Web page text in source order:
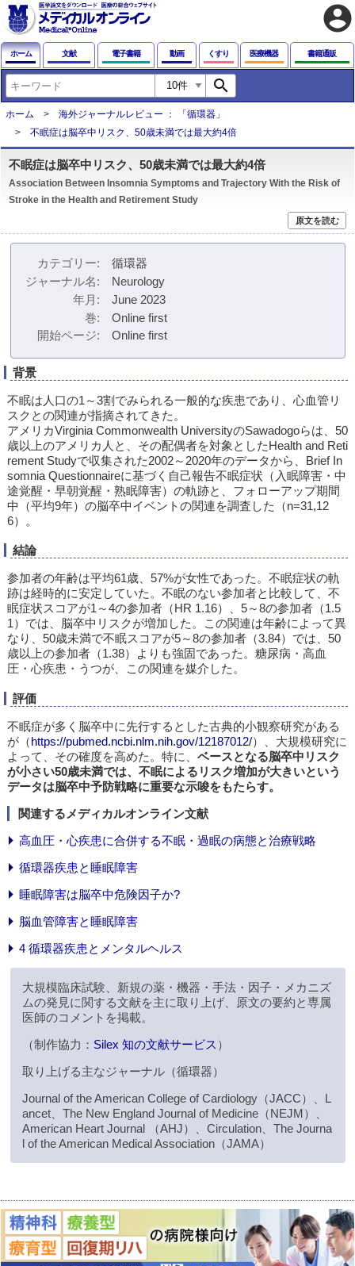
account_circle
ホーム 文献 電子書籍 動画 くすり 医療機器 書籍通販
search
ホーム
海外ジャーナルレビュー ： 「循環器」
不眠症は脳卒中リスク、50歳未満では最大約4倍
不眠症は脳卒中リスク、50歳未満では最大約4倍
Association Between Insomnia Symptoms and Trajectory With the Risk of
Stroke in the Health and Retirement Study
原文を読む
カテゴリー
循環器
ジャーナル名
Neurology
年月
June 2023
巻
Online first
開始ページ
Online first
背景
不眠は人口の1～3割でみられる一般的な疾患であり、心血管リ
スクとの関連が指摘されてきた。
アメリカVirginia Commonwealth UniversityのSawadogoらは、50
歳以上のアメリカ人と、その配偶者を対象としたHealth and Reti
rement Studyで収集された2002～2020年のデータから、Brief In
somnia Questionnaireに基づく自己報告不眠症状（入眠障害・中
途覚醒・早朝覚醒・熟眠障害）の軌跡と、フォローアップ期間
中（平均9年）の脳卒中イベントの関連を調査した（n=31,12
6）。
結論
参加者の年齢は平均61歳、57%が女性であった。不眠症状の軌
跡は経時的に安定していた。不眠のない参加者と比較して、不
眠症状スコアが1～4の参加者（HR 1.16）、5～8の参加者（1.5
1）では、脳卒中リスクが増加した。この関連は年齢によって異
なり、50歳未満で不眠スコアが5～8の参加者（3.84）では、50
歳以上の参加者（1.38）よりも強固であった。糖尿病・高血
圧・心疾患・うつが、この関連を媒介した。
評価
不眠症が多く脳卒中に先行するとした古典的小観察研究がある
が（https://pubmed.ncbi.nlm.nih.gov/12187012/）、大規模研究に
よって、その確度を高めた。特に、 ベースとなる脳卒中リスク
が小さい50歳未満では、不眠によるリスク増加が大きいという
データは脳卒中予防戦略に重要な示唆をもたらす。
関連するメディカルオンライン文献
高血圧・心疾患に合併する不眠・過眠の病態と治療戦略
循環器疾患と睡眠障害
睡眠障害は脳卒中危険因子か?
脳血管障害と睡眠障害
4 循環器疾患とメンタルヘルス
大規模臨床試験、新規の薬・機器・手法・因子・メカニズ
ムの発見に関する文献を主に取り上げ、原文の要約と専属
医師のコメントを掲載。
（制作協力： Silex 知の文献サービス ）
取り上げる主なジャーナル（循環器）
Journal of the American College of Cardiology（JACC）、L
ancet、The New England Journal of Medicine（NEJM）、
American Heart Journal （AHJ）、Circulation、The Journa
l of the American Medical Association（JAMA）